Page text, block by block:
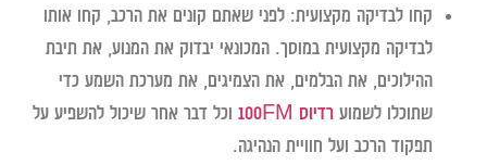
קחו לבדיקה מקצועית:לפני שאתם קונים את הרכב, קחו אותו
לבדיקה מקצועית במוסך. המכונאי יבדוק את המנוע, את תיבת
ההילוכים, את הבלמים, את הצמיגים, את מערכת השמע כדי
שתוכלו לשמוערדיוס 100FM
וכל דבר אחר שיכול להשפיע על
תפקוד הרכב ועל חוויית הנהיגה.